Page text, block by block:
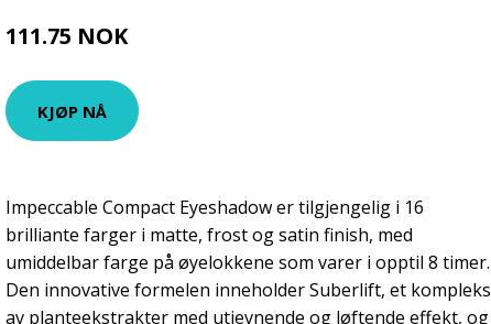
111.75 NOK
KJØP NÅ
Impeccable Compact Eyeshadow er tilgjengelig i 16
brilliante farger i matte, frost og satin finish, med
umiddelbar farge på øyelokkene som varer i opptil 8 timer.
Den innovative formelen inneholder Suberlift, et kompleks
av planteekstrakter med utjevnende og løftende effekt, og